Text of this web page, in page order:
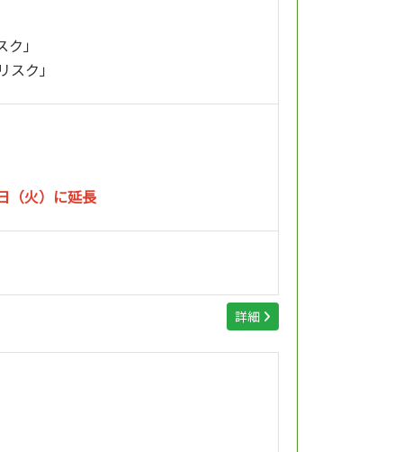
」
ク」
（火）に延長
詳細